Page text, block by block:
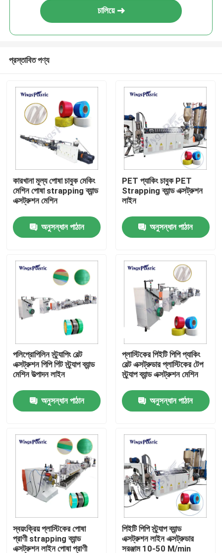
বাড়ি
পণ্য
কারখানা ভ্রমণ
মান নিয়ন্ত্রণ
প্লাস্টিক পাইপ এক্সট্রুডার মেশিন
প্লাস্টিক পাইপ এক্সট্রুশন লাইন
প্লাস্টিক টিউব এক্সট্রুডার মেশিন
এইচডিপিই পাইপ এক্সট্রুডার মেশিন
চালিয়ে
প্রস্তাবিত পণ্য
কারখানা মূল্য পোষা চাবুক মেকিং
মেশিন পোষা strapping ব্যান্ড
এক্সট্রুশন মেশিন
অনুসন্ধান পাঠান
PET প্যাকিং চাবুক PET
Strapping ব্যান্ড এক্সট্রুশন
লাইন
অনুসন্ধান পাঠান
পলিপ্রোপিলিন স্ট্র্যাপিং বেল্ট
এক্সট্রুশন পিপি পিট স্ট্র্যাপ ব্যান্ড
মেশিন উত্পাদন লাইন
অনুসন্ধান পাঠান
প্লাস্টিকের পিইটি পিপি প্যাকিং
বেল্ট এক্সট্রুডার প্লাস্টিকের টেপ
স্ট্র্যাপ ব্যান্ড এক্সট্রুশন মেশিন
অনুসন্ধান পাঠান
স্বয়ংক্রিয় প্লাস্টিকের পোষা
প্রাণী strapping ব্যান্ড
এক্সট্রুশন লাইন পোষা প্রাণী
পিইটি পিপি স্ট্র্যাপ ব্যান্ড
এক্সট্রুশন লাইন এক্সট্রুডার
সরঞ্জাম 10-50 M/min